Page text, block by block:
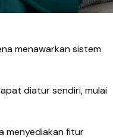
menawarkan sistem
diatur sendiri, mulai
menyediakan fitur